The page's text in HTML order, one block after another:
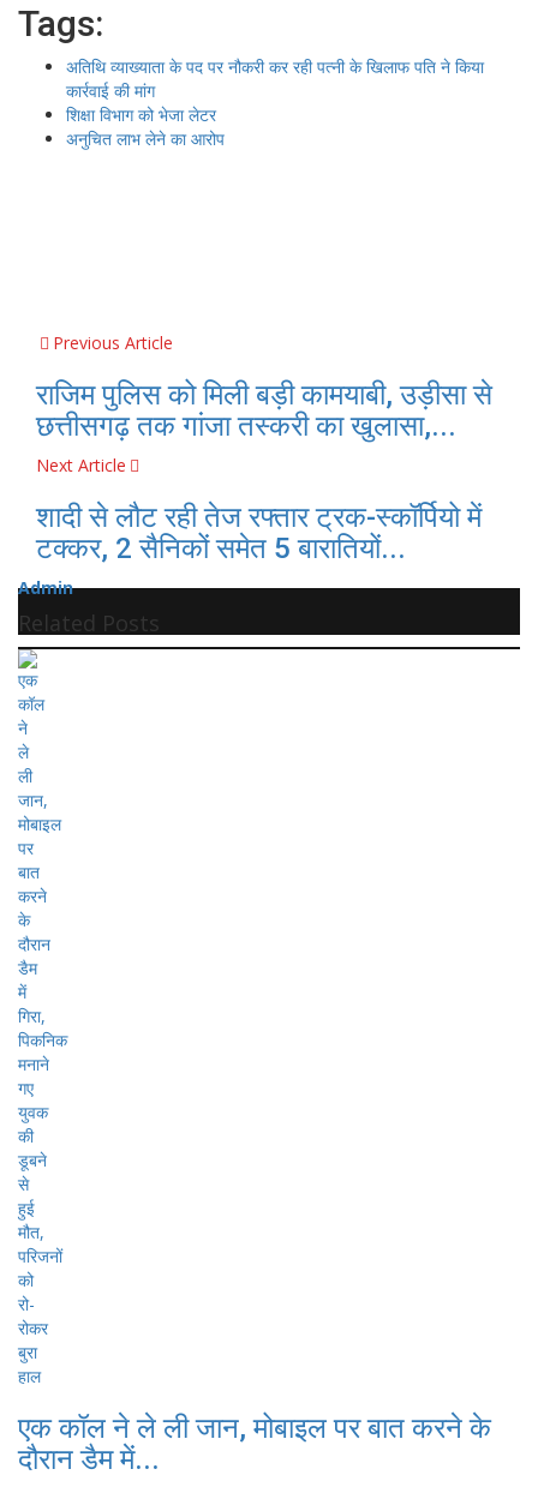
Tags:
अतिथि व्याख्याता के पद पर नौकरी कर रही पत्नी के खिलाफ पति ने किया
कार्रवाई की मांग
शिक्षा विभाग को भेजा लेटर
अनुचित लाभ लेने का आरोप
Previous Article
राजिम पुलिस को मिली बड़ी कामयाबी, उड़ीसा से
छत्तीसगढ़ तक गांजा तस्करी का खुलासा,...
Next Article
शादी से लौट रही तेज रफ्तार ट्रक-स्कॉर्पियो में
टक्कर, 2 सैनिकों समेत 5 बारातियों...
Admin
Related Posts
एक कॉल ने ले ली जान, मोबाइल पर बात करने के
दौरान डैम में...